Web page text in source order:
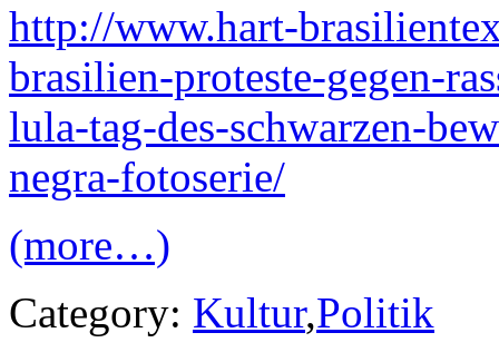
http://www.hart-
brasilien-proteste-gegen-
lula-tag-des-schwarzen-
negra-fotoserie/
(more…)
Category: Kultur,Politik